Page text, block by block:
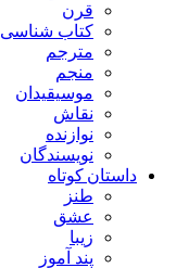
قرن
کتاب شناسی
مترجم
منجم
موسیقیدان
نقاش
نوازنده
نویسندگان
داستان کوتاه
طنز
عشق
زیبا
پند آموز